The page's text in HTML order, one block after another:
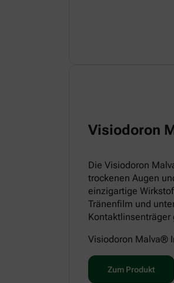
Visiodoron
Die Visiodoron
trockenen Augen
einzigartige
Tränenfilm und
Kontaktlinsenträger
Visiodoron Malva®
Zum Produkt